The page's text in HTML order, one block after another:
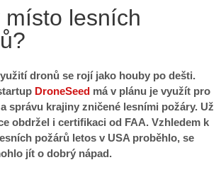
místo lesních
dronů se rojí jako houby po dešti.
DroneSeed má v plánu je využít pro
správu krajiny zničené lesními požáry. Už
obdržel i certifikaci od FAA. Vzhledem k
požárů letos v USA proběhlo, se
jít o dobrý nápad.